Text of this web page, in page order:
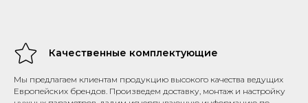
Качественные комплектующие
Мы предлагаем клиентам продукцию высокого качества ведущих
Европейских брендов. Произведем доставку, монтаж и настройку